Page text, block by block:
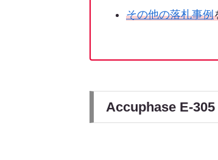
その他の落札事例
Accuphase E-